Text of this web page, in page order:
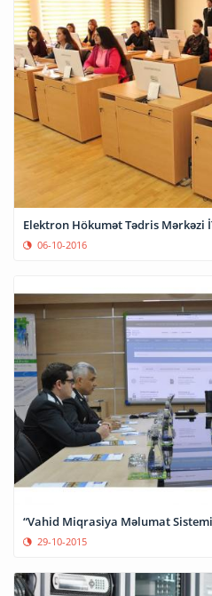
06-10-2016
“Vahid Miqrasiya Məlumat
29-10-2015